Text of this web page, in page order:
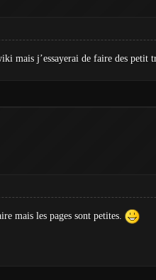
mais j’essayerai de faire des petit
mais les pages sont petites.